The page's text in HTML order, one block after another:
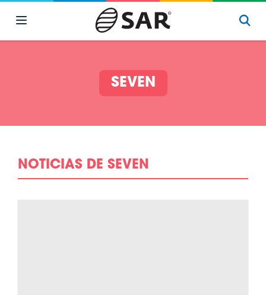
SEVEN
NOTICIAS DE SEVEN